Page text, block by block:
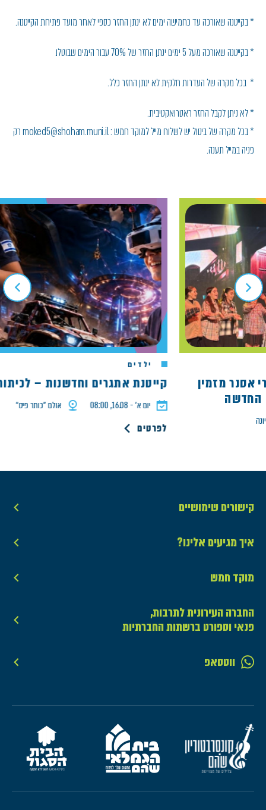
* בקייטנה שאורכה עד כחמישה ימים לא ינתן החזר כספי לאחר מועד פתיחת הקייטנה.
* בקייטנה שאורכה מעל 5 ימים ינתן החזר של 70% עבור הימים שבוטלו.
* בכל מקרה של העדרות חלקית לא ינתן החזר כלל.
* לא ניתן לקבל החזר ראטרואקטיבית.
* בכל מקרה של ביטול יש לשלוח מייל למוקד חמש : moked5@shoham.muni.il רק
פניה במייל תענה.
אסנר מזמין
ילדים
קייטנת אתגרים וחדשנות – לכיתות
יום א׳ - 16.08, 08:00 אולם ״כותר פיס״
לפרטים
קישורים שימושיים
איך מגיעים אלינו?
מוקד חמש
החברה העירונית לתרבות,
פנאי וספורט ברשתות החברתיות
ווטסאפ